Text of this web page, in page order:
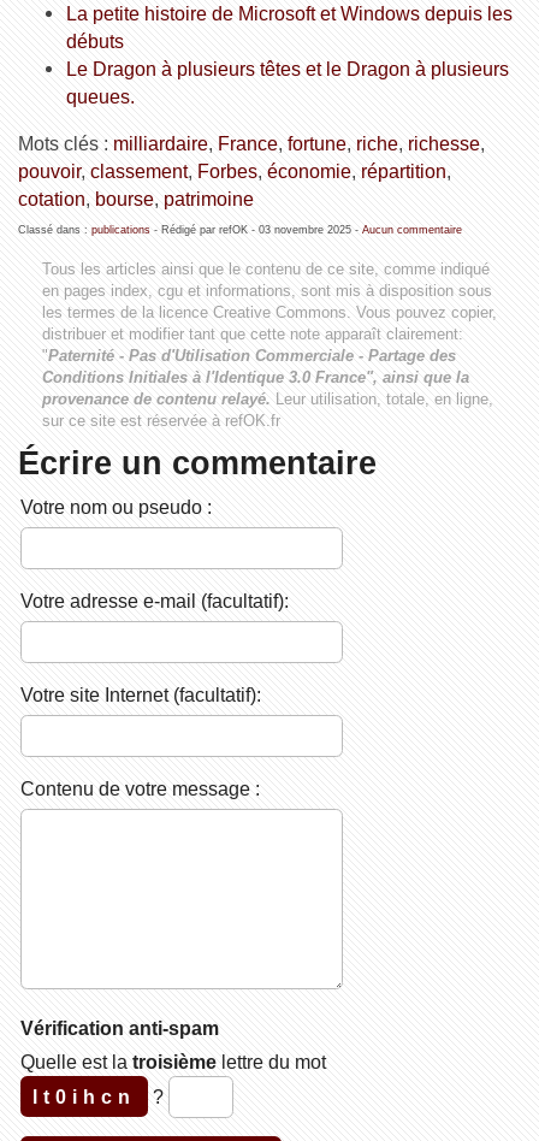
La petite histoire de Microsoft et Windows depuis les
débuts
Le Dragon à plusieurs têtes et le Dragon à plusieurs
queues.
Mots clés : milliardaire, France, fortune, riche, richesse,
pouvoir, classement, Forbes, économie, répartition,
cotation, bourse, patrimoine
Classé dans : publications- Rédigé par refOK - 03 novembre 2025- Aucun commentaire
Tous les articles ainsi que le contenu de ce site, comme indiqué
en pages index, cgu et informations, sont mis à disposition sous
les termes de la licence Creative Commons. Vous pouvez copier,
distribuer et modifier tant que cette note apparaît clairement:
"Paternité - Pas d'Utilisation Commerciale - Partage des
Conditions Initiales à l'Identique 3.0 France", ainsi que la
provenance de contenu relayé. Leur utilisation, totale, en ligne,
sur ce site est réservée à refOK.fr
Écrire un commentaire
Votre nom ou pseudo :
Votre adresse e-mail (facultatif):
Votre site Internet (facultatif):
Contenu de votre message :
Vérification anti-spam
Quelle est la troisièmelettre du mot
lt0ihcn
?